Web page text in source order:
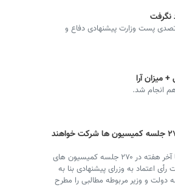
نگرفت
پست وزارت پیشنهادی دفاع و
میزان آرا
انجام شد.
موسوی: وزرای پیشنهادی تا آخر هفته در ۲۷۰ جلسه کمیسیون ها شرکت خواهند
سخنگوی هیئت رئیسه مجلس از حضور وزرای پیشنهادی تا آخر هفته در ۲۷۰ جلسه کمیسیون های
اعتماد به وزرای پیشنهادی بنا به
و وزیر مربوطه مطالبی را مطرح